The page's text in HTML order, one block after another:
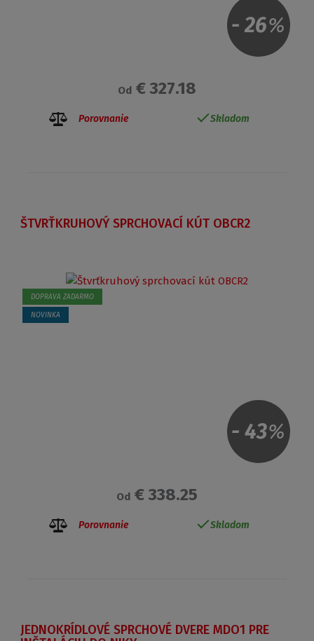
- 26%
Od € 327.18
Porovnanie Skladom
ŠTVRŤKRUHOVÝ SPRCHOVACÍ KÚT OBCR2
- 43%
DOPRAVA ZADARMO
NOVINKA
Od € 338.25
Porovnanie Skladom
JEDNOKRÍDLOVÉ SPRCHOVÉ DVERE MDO1 PRE